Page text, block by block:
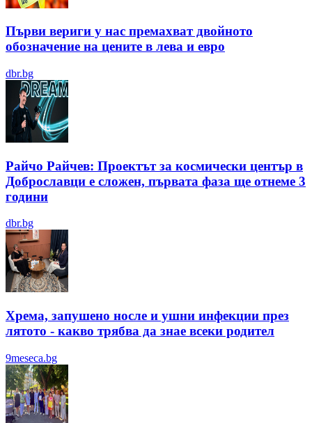
Първи вериги у нас премахват двойното
обозначение на цените в лева и евро
dbr.bg
Райчо Райчев: Проектът за космически център в
Доброславци е сложен, първата фаза ще отнеме 3
години
dbr.bg
Хрема, запушено носле и ушни инфекции през
лятотo - какво трябва да знае всеки родител
9meseca.bg